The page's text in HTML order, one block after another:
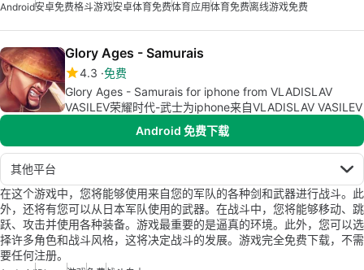
Android安卓免费格斗游戏安卓体育免费体育应用体育免费离线游戏免费
Glory Ages - Samurais
4.3 免费
Glory Ages - Samurais for iphone from VLADISLAV
VASILEV荣耀时代-武士为iphone来自VLADISLAV VASILEV
Android 免费下载
其他平台
在这个游戏中，您将能够使用来自您的军队的各种剑和武器进行战斗。此
外，还将有您可以从日本军队使用的武器。在战斗中，您将能够移动、跳
跃、攻击并使用各种装备。游戏最重要的是逼真的环境。此外，您可以选
择许多角色和战斗风格，这将决定战斗的发展。游戏完全免费下载，不需
要任何注册。